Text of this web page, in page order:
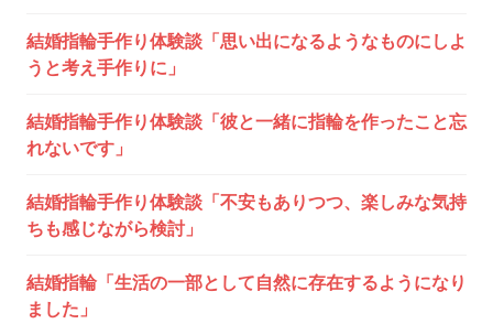
ン
結婚指輪手作り体験談「思い出になるようなものにしよ
うと考え手作りに」
結婚指輪手作り体験談「彼と一緒に指輪を作ったこと忘
れないです」
結婚指輪手作り体験談「不安もありつつ、楽しみな気持
ちも感じながら検討」
結婚指輪「生活の一部として自然に存在するようになり
ました」